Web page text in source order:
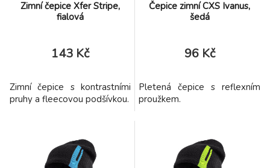
Zimní čepice Xfer Stripe,
fialová
143 Kč
Zimní čepice s kontrastními
pruhy a fleecovou podšívkou.
Čepice zimní CXS Ivanus,
šedá
96 Kč
Pletená čepice s reflexním
proužkem.